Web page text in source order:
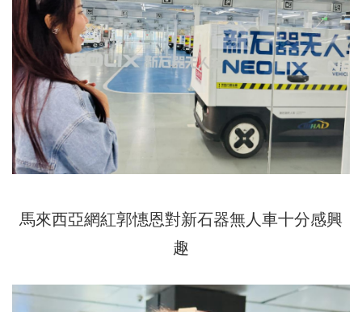
馬來西亞網紅郭憓恩對新石器無人車十分感興
趣